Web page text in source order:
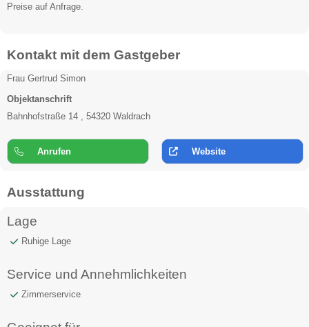
Preise auf Anfrage.
Kontakt mit dem Gastgeber
Frau Gertrud Simon
Objektanschrift
Bahnhofstraße 14 , 54320 Waldrach
Anrufen Website
Ausstattung
Lage
Ruhige Lage
Service und Annehmlichkeiten
Zimmerservice